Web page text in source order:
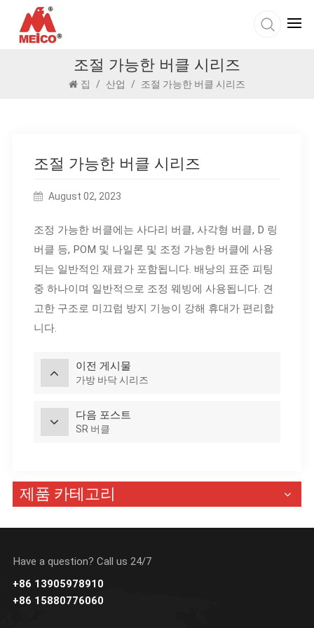
조절 가능한 버클 시리즈
집 / 산업 / 조절 가능한 버클 시리즈
조절 가능한 버클 시리즈
August 02, 2023
조정 가능한 버클에는 사다리 버클, 사각형 버클, D 링
버클 등, POM 및 나일론 및 조정 가능한 버클에 사용
되는 일반적인 재료가 포함됩니다. 배낭의 표준 피팅
중 하나이며 일반적으로 조정 웨빙에 사용됩니다. 견
고한 구조로 미끄럼 방지 기능이 강해 휴대가 편리합
니다.
이전 게시물
가방 바닥 시리즈
다음 포스트
SR 버클
제품 카테고리
Have a question? Call us 24/7
+86 13905978910
+86 15880776060